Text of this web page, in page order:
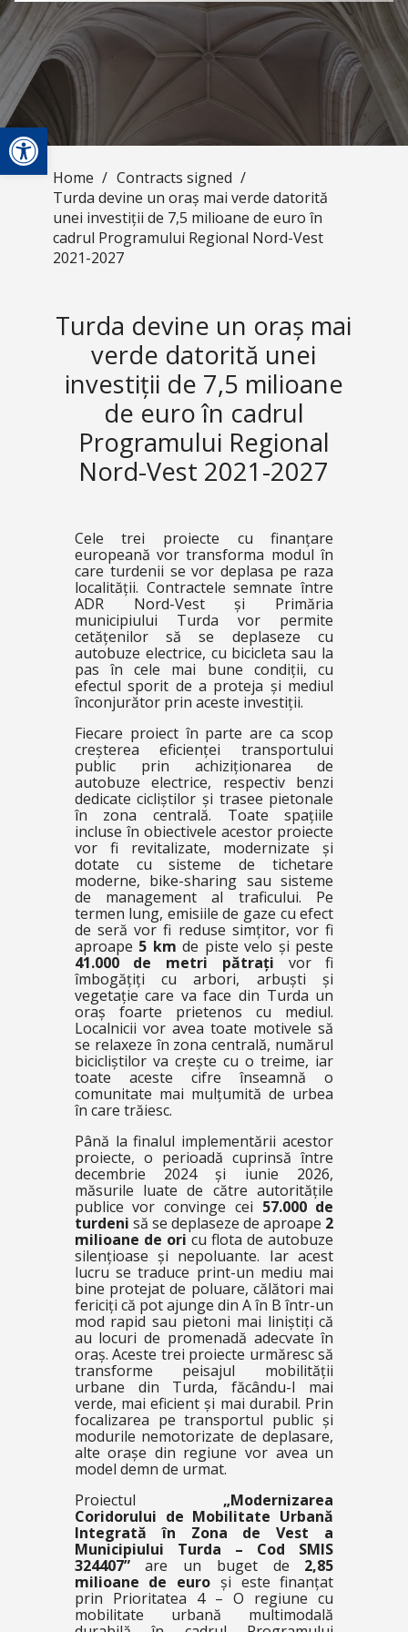
Open toolbar
Home / Contracts signed /
Turda devine un oraș mai verde datorită
unei investiții de 7,5 milioane de euro în
cadrul Programului Regional Nord-Vest
2021-2027
Turda devine un oraș mai
verde datorită unei
investiții de 7,5 milioane
de euro în cadrul
Programului Regional
Nord-Vest 2021-2027
Cele trei proiecte cu finanțare
europeană vor transforma modul în
care turdenii se vor deplasa pe raza
localității. Contractele semnate între
ADR Nord-Vest și Primăria
municipiului Turda vor permite
cetățenilor să se deplaseze cu
autobuze electrice, cu bicicleta sau la
pas în cele mai bune condiții, cu
efectul sporit de a proteja și mediul
înconjurător prin aceste investiții.
Fiecare proiect în parte are ca scop
creșterea eficienței transportului
public prin achiziționarea de
autobuze electrice, respectiv benzi
dedicate cicliștilor și trasee pietonale
în zona centrală. Toate spațiile
incluse în obiectivele acestor proiecte
vor fi revitalizate, modernizate și
dotate cu sisteme de tichetare
moderne, bike-sharing sau sisteme
de management al traficului. Pe
termen lung, emisiile de gaze cu efect
de seră vor fi reduse simțitor, vor fi
aproape 5 km de piste velo și peste
41.000 de metri pătrați vor fi
îmbogățiți cu arbori, arbuști și
vegetație care va face din Turda un
oraș foarte prietenos cu mediul.
Localnicii vor avea toate motivele să
se relaxeze în zona centrală, numărul
bicicliștilor va crește cu o treime, iar
toate aceste cifre înseamnă o
comunitate mai mulțumită de urbea
în care trăiesc.
Până la finalul implementării acestor
proiecte, o perioadă cuprinsă între
decembrie 2024 și iunie 2026,
măsurile luate de către autoritățile
publice vor convinge cei 57.000 de
turdeni să se deplaseze de aproape 2
milioane de ori cu flota de autobuze
silențioase și nepoluante. Iar acest
lucru se traduce print-un mediu mai
bine protejat de poluare, călători mai
fericiți că pot ajunge din A în B într-un
mod rapid sau pietoni mai liniștiți că
au locuri de promenadă adecvate în
oraș. Aceste trei proiecte urmăresc să
transforme peisajul mobilității
urbane din Turda, făcându-l mai
verde, mai eficient și mai durabil. Prin
focalizarea pe transportul public și
modurile nemotorizate de deplasare,
alte orașe din regiune vor avea un
model demn de urmat.
Proiectul „Modernizarea
Coridorului de Mobilitate Urbană
Integrată în Zona de Vest a
Municipiului Turda – Cod SMIS
324407”are un buget de 2,85
milioane de euro și este finanțat
prin Prioritatea 4 – O regiune cu
mobilitate urbană multimodală